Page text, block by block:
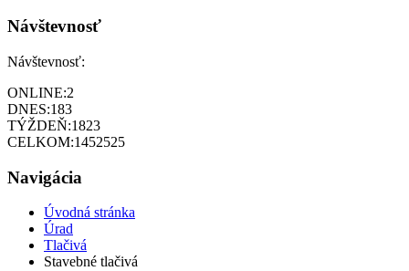
Návštevnosť
Návštevnosť:
ONLINE:2
DNES:183
TÝŽDEŇ:1823
CELKOM:1452525
Navigácia
Úvodná stránka
Úrad
Tlačivá
Stavebné tlačivá